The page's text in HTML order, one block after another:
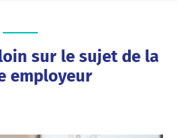
sur le sujet de la
employeur